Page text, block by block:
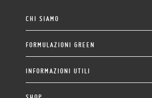
CHI SIAMO
FORMULAZIONI GREEN
INFORMAZIONI UTILI